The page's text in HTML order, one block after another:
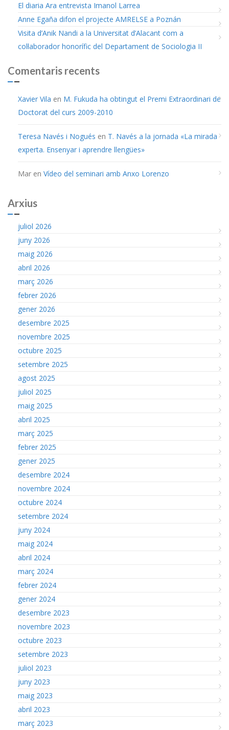
El diaria Ara entrevista Imanol Larrea
Anne Egaña difon el projecte AMRELSE a Poznán
Visita d’Anik Nandi a la Universitat d’Alacant com a
col·laborador honorífic del Departament de Sociologia II
Comentaris recents
Xavier Vila en M. Fukuda ha obtingut el Premi Extraordinari de
Doctorat del curs 2009-2010
Teresa Navés i Nogués en T. Navés a la jornada «La mirada
experta. Ensenyar i aprendre llengües»
Mar en Vídeo del seminari amb Anxo Lorenzo
Arxius
juliol 2026
juny 2026
maig 2026
abril 2026
març 2026
febrer 2026
gener 2026
desembre 2025
novembre 2025
octubre 2025
setembre 2025
agost 2025
juliol 2025
maig 2025
abril 2025
març 2025
febrer 2025
gener 2025
desembre 2024
novembre 2024
octubre 2024
setembre 2024
juny 2024
maig 2024
abril 2024
març 2024
febrer 2024
gener 2024
desembre 2023
novembre 2023
octubre 2023
setembre 2023
juliol 2023
juny 2023
maig 2023
abril 2023
març 2023